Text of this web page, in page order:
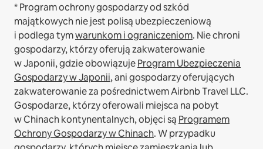
* Program ochrony gospodarzy od szkód
majątkowych nie jest polisą ubezpieczeniową
i podlega tymwarunkom i ograniczeniom. Nie chroni
gospodarzy, którzy oferują zakwaterowanie
w Japonii, gdzie obowiązujeProgram Ubezpieczenia
Gospodarzy w Japonii, ani gospodarzy oferujących
zakwaterowanie za pośrednictwem Airbnb Travel LLC.
Gospodarze, którzy oferowali miejsca na pobyt
w Chinach kontynentalnych, objęci są Programem
Ochrony Gospodarzy w Chinach.W przypadku